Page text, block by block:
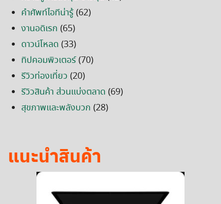
คำศัพท์ไอทีน่ารู้(62)
งานอดิเรก (65)
ดาวน์โหลด (33)
ทิปคอมพิวเตอร์(70)
รีวิวท่องเที่ยว (20)
รีวิวสินค้า ส่วนแบ่งตลาด (69)
สุขภาพและพลังบวก (28)
แนะนำสินค้า